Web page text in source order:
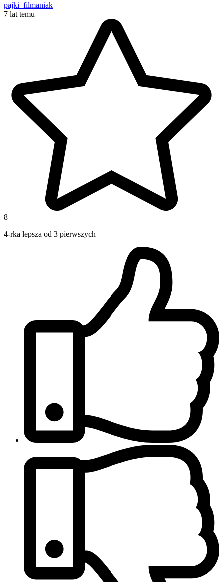
pajki_filmaniak
7 lat temu
8
4-rka lepsza od 3 pierwszych